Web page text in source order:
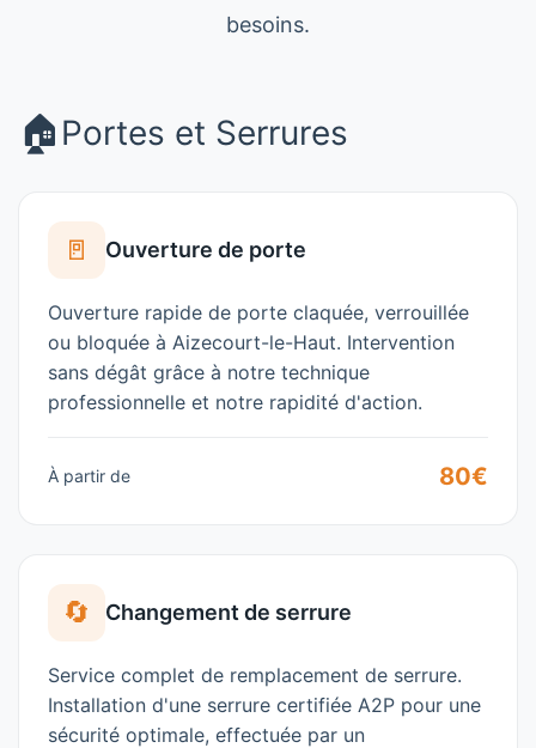
besoins.
🏠 Portes et Serrures
🚪 Ouverture de porte
Ouverture rapide de porte claquée, verrouillée
ou bloquée à Aizecourt-le-Haut. Intervention
sans dégât grâce à notre technique
professionnelle et notre rapidité d'action.
À partir de 80€
🔄 Changement de serrure
Service complet de remplacement de serrure.
Installation d'une serrure certifiée A2P pour une
sécurité optimale, effectuée par un